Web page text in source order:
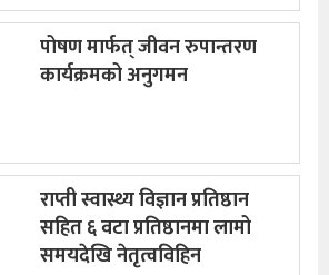
पोषण मार्फत् जीवन रुपान्तरण
कार्यक्रमको अनुगमन
राप्ती स्वास्थ्य विज्ञान प्रतिष्ठान
सहित ६ वटा प्रतिष्ठानमा लामो
समयदेखि नेतृत्वविहिन